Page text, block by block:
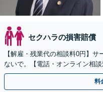
セクハラの損害賠償
【解雇・残業代の相談料0円】
ないで。【電話・オンライン相談
料